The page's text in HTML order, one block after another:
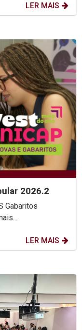
LER MAIS
2026.2
Para mais...
LER MAIS